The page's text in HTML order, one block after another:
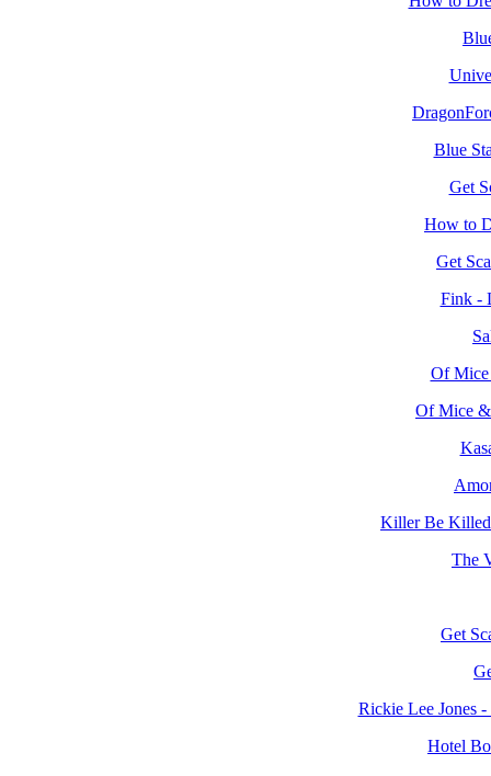
Blue
Get
How to
Get
Fink -
Of Mice
Of Mice
Killer Be Killed
The
Get
Rickie Lee Jones
Hotel